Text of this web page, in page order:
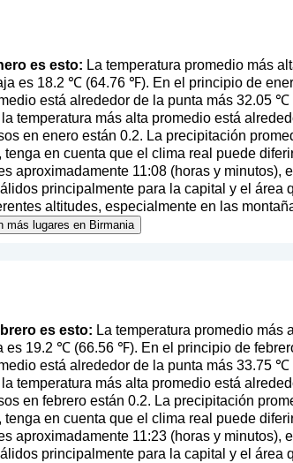
es esto: La temperatura promedio más
es 18.2 ℃ (64.76 ℉). En el principio de
está alrededor de la punta más 32.05
temperatura más alta promedio está
en enero están 0.2. La precipitación
tenga en cuenta que el clima real puede
aproximadamente 11:08 (horas y minutos),
principalmente para la capital y el área
altitudes, especialmente en las
más lugares en Birmania
es esto: La temperatura promedio
es 19.2 ℃ (66.56 ℉). En el principio de
está alrededor de la punta más 33.75
temperatura más alta promedio está
en febrero están 0.2. La precipitación
tenga en cuenta que el clima real puede
aproximadamente 11:23 (horas y minutos),
principalmente para la capital y el área